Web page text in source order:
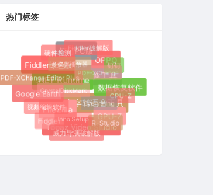
热门标签
文字转语音工具
邮件转换工具
.NET Runtime
FileZilla
Topaz Video Studio
GPU-Z
数据恢复软件
OPPO
钉钉PC版
Fiddler绿色版
Google Earth
Fiddler
威力导演破解版
R-Studio
CPU-Z
钉钉
Fiddler破解版
硬件检测
PDF-XChange Editor Plus
视频编辑软件
Inno Setup
Everything
PDF-XChange
多媒体播放器
CrystalDiskMark